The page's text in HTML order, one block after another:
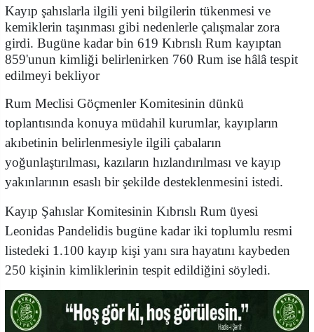
Kayıp şahıslarla ilgili yeni bilgilerin tükenmesi ve
kemiklerin taşınması gibi nedenlerle çalışmalar zora
girdi. Bugüne kadar bin 619 Kıbrıslı Rum kayıptan
859'unun kimliği belirlenirken 760 Rum ise hâlâ tespit
edilmeyi bekliyor
Rum Meclisi Göçmenler Komitesinin dünkü
toplantısında konuya müdahil kurumlar, kayıpların
akıbetinin belirlenmesiyle ilgili çabaların
yoğunlaştırılması, kazıların hızlandırılması ve kayıp
yakınlarının esaslı bir şekilde desteklenmesini istedi.
Kayıp Şahıslar Komitesinin Kıbrıslı Rum üyesi
Leonidas Pandelidis bugüne kadar iki toplumlu resmi
listedeki 1.100 kayıp kişi yanı sıra hayatını kaybeden
250 kişinin kimliklerinin tespit edildiğini söyledi.